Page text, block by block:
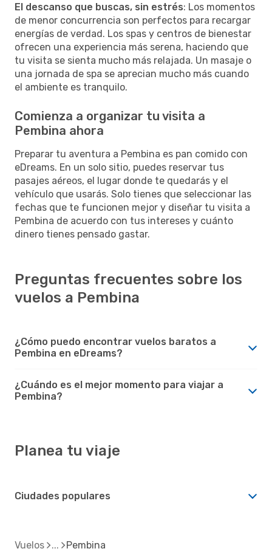
El descanso que buscas, sin estrés: Los momentos
de menor concurrencia son perfectos para recargar
energías de verdad. Los spas y centros de bienestar
ofrecen una experiencia más serena, haciendo que
tu visita se sienta mucho más relajada. Un masaje o
una jornada de spa se aprecian mucho más cuando
el ambiente es tranquilo.
Comienza a organizar tu visita a
Pembina ahora
Preparar tu aventura a Pembina es pan comido con
eDreams. En un solo sitio, puedes reservar tus
pasajes aéreos, el lugar donde te quedarás y el
vehículo que usarás. Solo tienes que seleccionar las
fechas que te funcionen mejor y diseñar tu visita a
Pembina de acuerdo con tus intereses y cuánto
dinero tienes pensado gastar.
Preguntas frecuentes sobre los
vuelos a Pembina
¿Cómo puedo encontrar vuelos baratos a
Pembina en eDreams?
¿Cuándo es el mejor momento para viajar a
Pembina?
Planea tu viaje
Ciudades populares
Vuelos Pembina